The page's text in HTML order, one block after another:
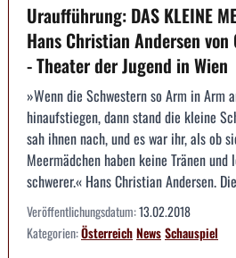
Uraufführung: DAS KLEINE
Hans Christian Andersen
- Theater der Jugend in Wien
»Wenn die Schwestern so Arm in Arm
hinaufstiegen, dann stand die kleine
sah ihnen nach, und es war ihr, als ob
Meermädchen haben keine Tränen
schwerer.« Hans Christian Andersen.
Veröffentlichungsdatum:13.02.2018
Kategorien:ÖsterreichNewsSchauspiel